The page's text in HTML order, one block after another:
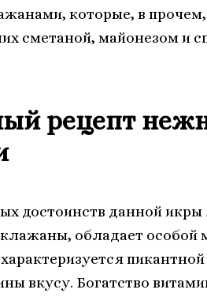
которые, в
сметаной, майонезом и
рецепт
достоинств данной
обладает особой
вкусу. Богатство